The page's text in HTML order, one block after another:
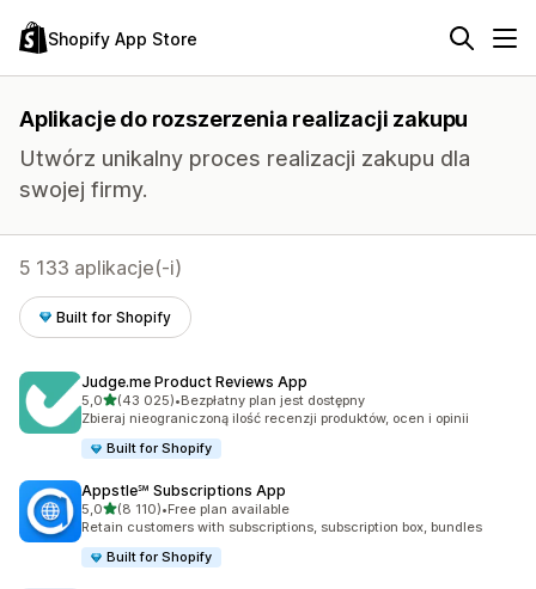
Shopify App Store
Aplikacje do rozszerzenia realizacji zakupu
Utwórz unikalny proces realizacji zakupu dla
swojej firmy.
5 133 aplikacje(-i)
Built for Shopify
Judge.me Product Reviews App
5,0na 5 gwiazdek
(43 025)
Łączna liczba recenzji: 43025
•Bezpłatny plan jest dostępny
Zbieraj nieograniczoną ilość recenzji produktów, ocen i opinii
Built for Shopify
Appstle℠ Subscriptions App
5,0na 5 gwiazdek
(8 110)
Łączna liczba recenzji: 8110
•Free plan available
Retain customers with subscriptions, subscription box, bundles
Built for Shopify